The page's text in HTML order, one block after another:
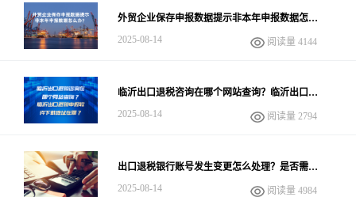
外贸企业保存申报数据提示非本年申报数据怎么
2025-08-14 阅读量 4144
临沂出口退税咨询在哪个网站查询？临沂出口退
2025-08-14 阅读量 2794
出口退税银行账号发生变更怎么处理？是否需要
2025-08-14 阅读量 4984